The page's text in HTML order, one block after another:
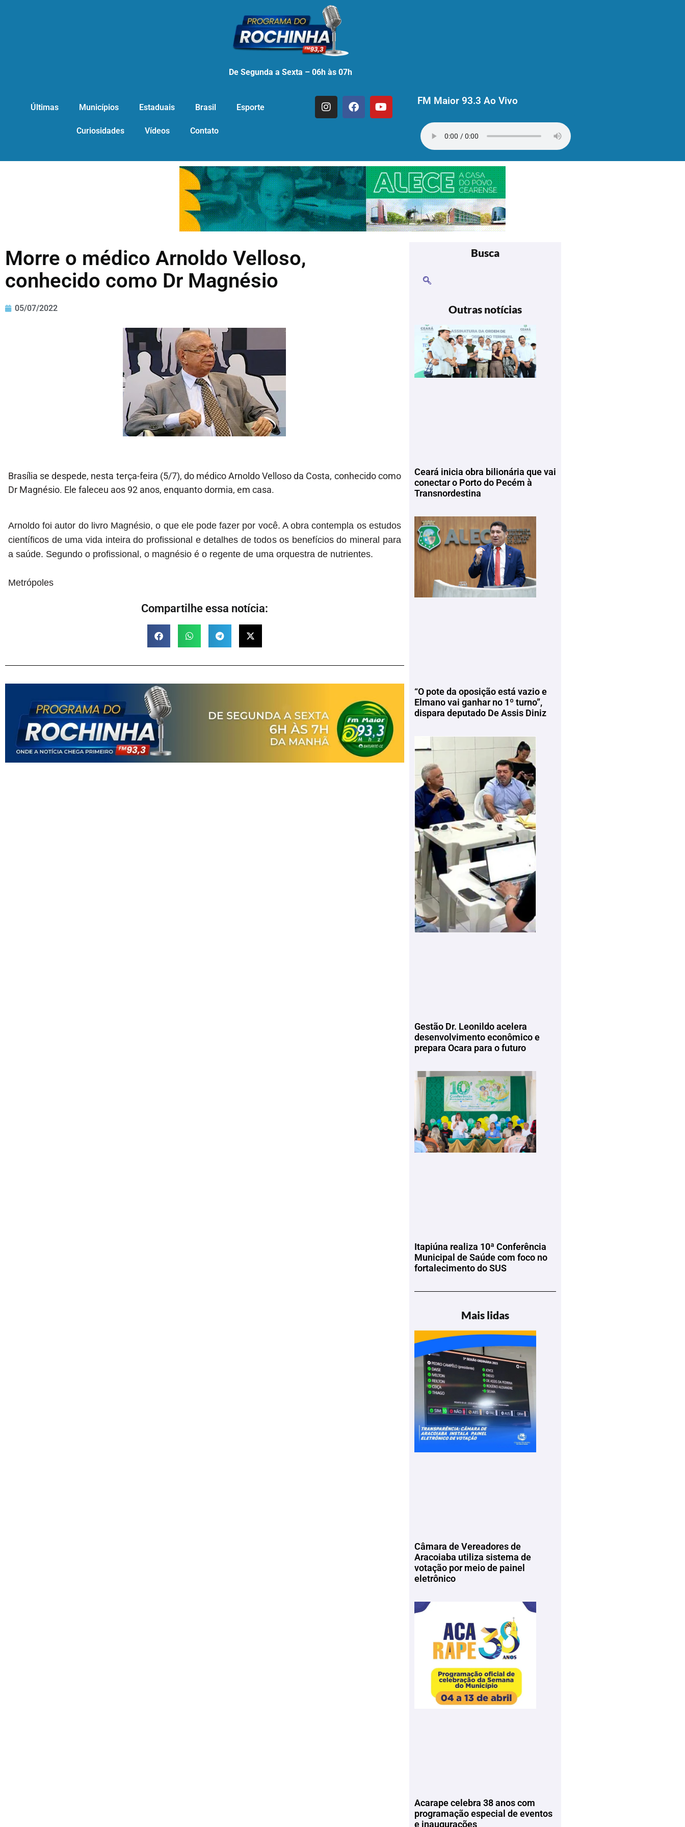
De Segunda a Sexta – 06h às 07h
Últimas Municípios Estaduais Brasil Esporte
Curiosidades Vídeos Contato
FM Maior 93.3 Ao Vivo
Morre o médico Arnoldo Velloso,
conhecido como Dr Magnésio
05/07/2022
Brasília se despede, nesta terça-feira (5/7), do médico Arnoldo Velloso da Costa, conhecido como
Dr Magnésio. Ele faleceu aos 92 anos, enquanto dormia, em casa.
Arnoldo foi autor do livro Magnésio, o que ele pode fazer por você. A obra contempla os estudos
científicos de uma vida inteira do profissional e detalhes de todos os benefícios do mineral para
a saúde. Segundo o profissional, o magnésio é o regente de uma orquestra de nutrientes.
Metrópoles
Compartilhe essa notícia:
Busca
Outras notícias
Ceará inicia obra bilionária que vai
conectar o Porto do Pecém à
Transnordestina
“O pote da oposição está vazio e
Elmano vai ganhar no 1º turno”,
dispara deputado De Assis Diniz
Gestão Dr. Leonildo acelera
desenvolvimento econômico e
prepara Ocara para o futuro
Itapiúna realiza 10ª Conferência
Municipal de Saúde com foco no
fortalecimento do SUS
Mais lidas
Câmara de Vereadores de
Aracoiaba utiliza sistema de
votação por meio de painel
eletrônico
Acarape celebra 38 anos com
programação especial de eventos
e inaugurações